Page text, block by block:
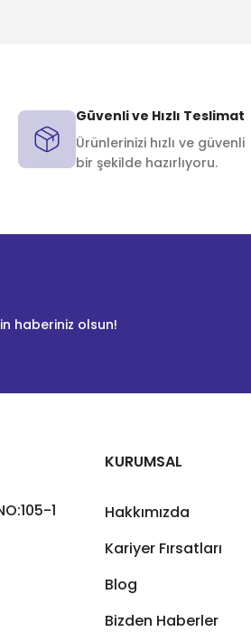
Güvenli ve Hızlı Teslimat
Ürünlerinizi hızlı ve güvenli
bir şekilde hazırlıyoru.
haberiniz olsun!
1
KURUMSAL
Hakkımızda
Kariyer Fırsatları
Blog
Bizden Haberler